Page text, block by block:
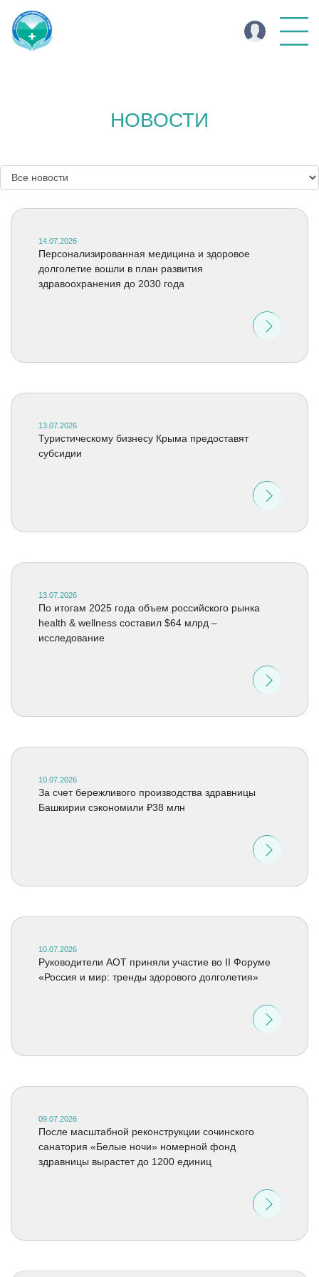
НОВОСТИ
14.07.2026
Персонализированная медицина и здоровое
долголетие вошли в план развития
здравоохранения до 2030 года
13.07.2026
Туристическому бизнесу Крыма предоставят
субсидии
13.07.2026
По итогам 2025 года объем российского рынка
health & wellness составил $64 млрд –
исследование
10.07.2026
За счет бережливого производства здравницы
Башкирии сэкономили ₽38 млн
10.07.2026
Руководители АОТ приняли участие во II Форуме
«Россия и мир: тренды здорового долголетия»
09.07.2026
После масштабной реконструкции сочинского
санатория «Белые ночи» номерной фонд
здравницы вырастет до 1200 единиц